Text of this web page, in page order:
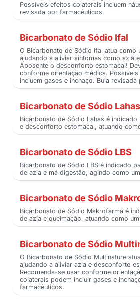
Possíveis efeitos colaterais incluem
revisada por farmacêuticos.
Bicarbonato de Sódio Ifal
O Bicarbonato de Sódio Ifal atua como
ajudando a aliviar sintomas como azia
Aposente o desconforto estomacal!
conforme orientação médica.
incluem gases e inchaço. Bula
Bicarbonato de Sódio Lahas
Bicarbonato de Sódio Lahas é indicado
e desconforto estomacal, atuando
Bicarbonato de Sódio LBS
Bicarbonato de Sódio LBS é indicado
de azia e má digestão, agindo como
Bicarbonato de Sódio
Bicarbonato de Sódio Makrofarma é
de azia e queimação, atuando como
Bicarbonato de Sódio
O Bicarbonato de Sódio Multinature
ajudando a aliviar azia e desconforto
Recomenda-se usar conforme
colaterais podem incluir gases e
farmacêuticos.